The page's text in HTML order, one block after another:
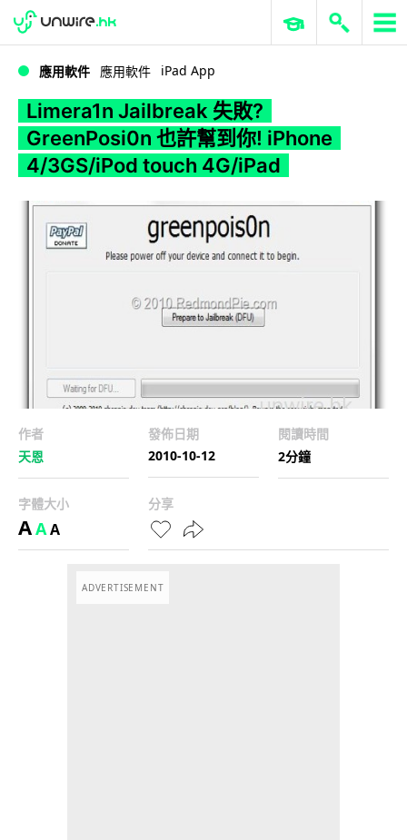
WWDC 2026 ERP 與商業 AI
應用軟件 應用軟件 iPad App
Limera1n Jailbreak 失敗?
GreenPosi0n 也許幫到你! iPhone
4/3GS/iPod touch 4G/iPad
作者
天恩
發佈日期
2010-10-12
閱讀時間
2分鐘
字體大小
AAA
分享
ADVERTISEMENT